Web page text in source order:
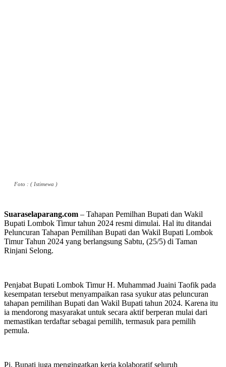
Foto : ( Istimewa )
Suaraselaparang.com – Tahapan Pemilhan Bupati dan Wakil
Bupati Lombok Timur tahun 2024 resmi dimulai. Hal itu ditandai
Peluncuran Tahapan Pemilihan Bupati dan Wakil Bupati Lombok
Timur Tahun 2024 yang berlangsung Sabtu, (25/5) di Taman
Rinjani Selong.
Penjabat Bupati Lombok Timur H. Muhammad Juaini Taofik pada
kesempatan tersebut menyampaikan rasa syukur atas peluncuran
tahapan pemilihan Bupati dan Wakil Bupati tahun 2024. Karena itu
ia mendorong masyarakat untuk secara aktif berperan mulai dari
memastikan terdaftar sebagai pemilih, termasuk para pemilih
pemula.
Pj. Bupati juga mengingatkan kerja kolaboratif seluruh